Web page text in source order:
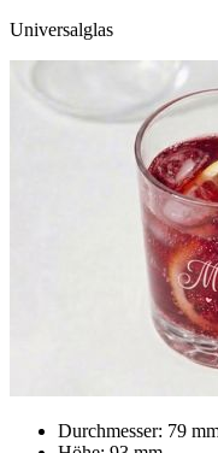
Universalglas
Durchmesser: 79